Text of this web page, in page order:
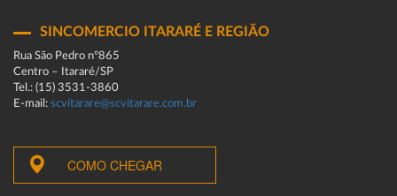
SINCOMERCIO ITARARÉ E REGIÃO
Rua São Pedro n°865
Centro – Itararé/SP
Tel.: (15) 3531-3860
E-mail: scvitarare@scvitarare.com.br
COMO CHEGAR